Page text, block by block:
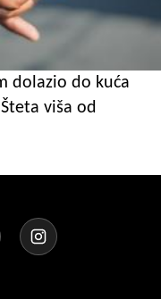
dolazio do kuća
viša od